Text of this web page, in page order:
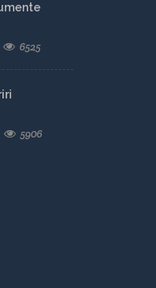
6525
5906